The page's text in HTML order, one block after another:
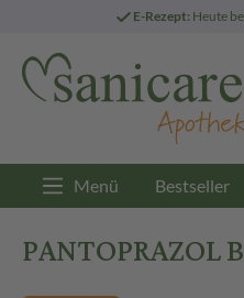
E-Rezept: Heute
Menü Bestseller